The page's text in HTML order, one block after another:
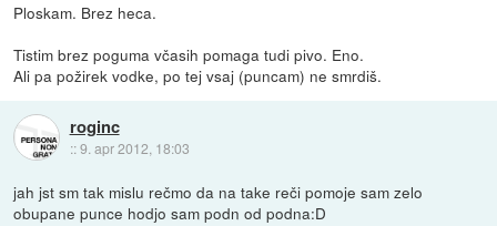
Ploskam. Brez heca.
Tistim brez poguma včasih pomaga tudi pivo. Eno.
Ali pa požirek vodke, po tej vsaj (puncam) ne smrdiš.
roginc
::9. apr 2012, 18:03
jah jst sm tak mislu rečmo da na take reči pomoje sam zelo
obupane punce hodjo sam podn od podna:D